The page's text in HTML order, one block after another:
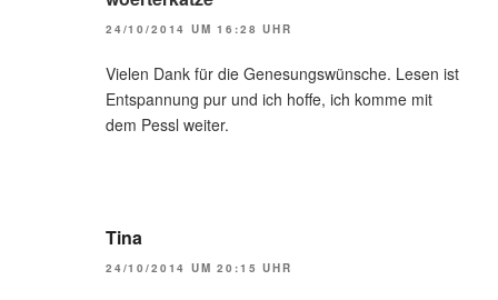
24/10/2014 UM 16:28 UHR
Vielen Dank für die Genesungswünsche. Lesen ist
Entspannung pur und ich hoffe, ich komme mit
dem Pessl weiter.
Tina
24/10/2014 UM 20:15 UHR